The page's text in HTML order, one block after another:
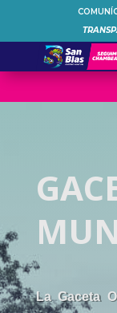
La Gaceta